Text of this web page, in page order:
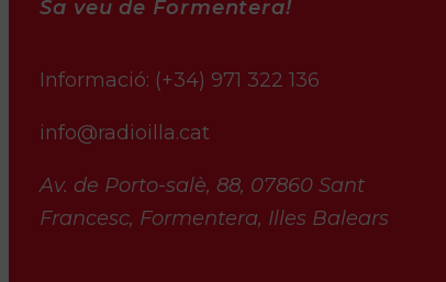
Sa veu de Formentera!
Informació: (+34) 971 322 136
info@radioilla.cat
Av. de Porto-salè, 88, 07860 Sant
Francesc, Formentera, Illes Balears